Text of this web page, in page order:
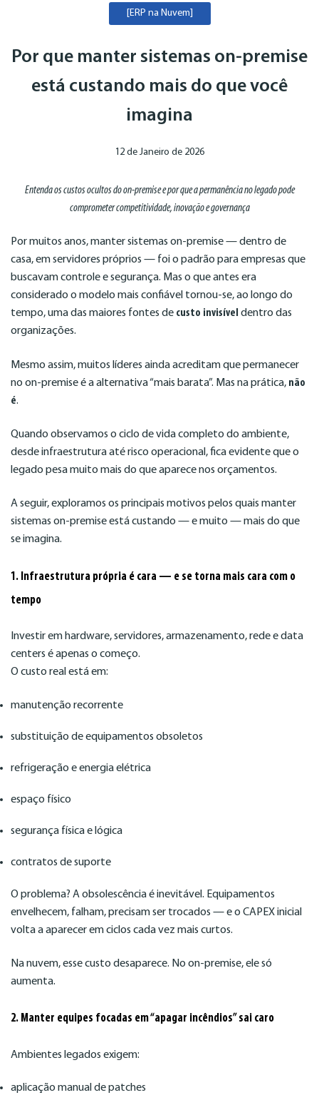
[ERP na Nuvem]
Por que manter sistemas on-premise
está custando mais do que você
imagina
12 de Janeiro de 2026
Entenda os custos ocultos do on-premise e por que a permanência no legado pode
comprometer competitividade, inovação e governança
Por muitos anos, manter sistemas on-premise — dentro de
casa, em servidores próprios — foi o padrão para empresas que
buscavam controle e segurança. Mas o que antes era
considerado o modelo mais confiável tornou-se, ao longo do
tempo, uma das maiores fontes de custo invisível dentro das
organizações.
Mesmo assim, muitos líderes ainda acreditam que permanecer
no on-premise é a alternativa “mais barata”. Mas na prática, não
é.
Quando observamos o ciclo de vida completo do ambiente,
desde infraestrutura até risco operacional, fica evidente que o
legado pesa muito mais do que aparece nos orçamentos.
A seguir, exploramos os principais motivos pelos quais manter
sistemas on-premise está custando — e muito — mais do que
se imagina.
1. Infraestrutura própria é cara — e se torna mais cara com o
tempo
Investir em hardware, servidores, armazenamento, rede e data
centers é apenas o começo.
O custo real está em:
manutenção recorrente
substituição de equipamentos obsoletos
refrigeração e energia elétrica
espaço físico
segurança física e lógica
contratos de suporte
O problema? A obsolescência é inevitável. Equipamentos
envelhecem, falham, precisam ser trocados — e o CAPEX inicial
volta a aparecer em ciclos cada vez mais curtos.
Na nuvem, esse custo desaparece. No on-premise, ele só
aumenta.
2. Manter equipes focadas em “apagar incêndios” sai caro
Ambientes legados exigem:
aplicação manual de patches